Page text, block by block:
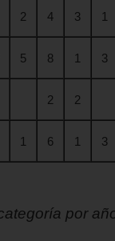
2 4 3 1
5 8 1 3
2 2
1 6 1 3
por